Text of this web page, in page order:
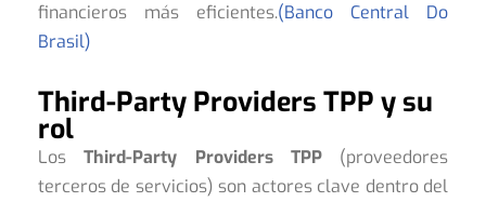
financieros más eficientes.(Banco Central Do
Brasil)
Third-Party Providers TPP y su
rol
LosThird-Party Providers TPP(proveedores
terceros de servicios) son actores clave dentro del